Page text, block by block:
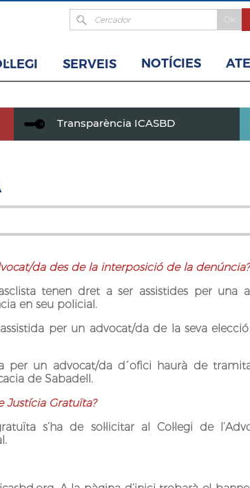
SERVEIS NOTÍCIES
Transparència ICASBD
da des de la interposició de la denúncia?
tenen dret a ser assistides per una
en seu policial.
per un advocat/da de la seva
per un advocat/da d´ofici haurà de
de Sabadell.
Justícia Gratuïta?
s‘ha de sol·licitar al Col·legi de